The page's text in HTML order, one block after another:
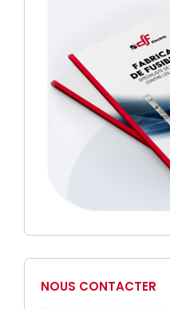
NOUS CONTACTER